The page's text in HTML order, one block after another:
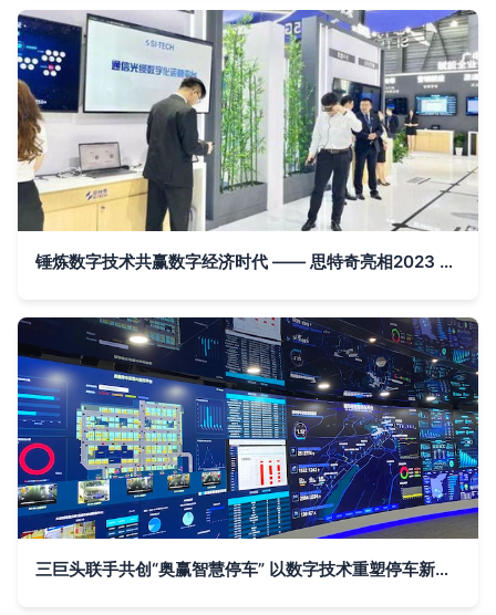
锤炼数字技术共赢数字经济时代 —— 思特奇亮相2023 MWC上海展
三巨头联手共创“奥赢智慧停车” 以数字技术重塑停车新生态